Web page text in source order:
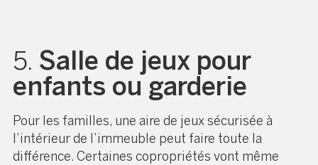
5. Salle de jeux pour
enfants ou garderie
Pour les familles, une aire de jeux sécurisée à
l’intérieur de l’immeuble peut faire toute la
différence. Certaines copropriétés vont même